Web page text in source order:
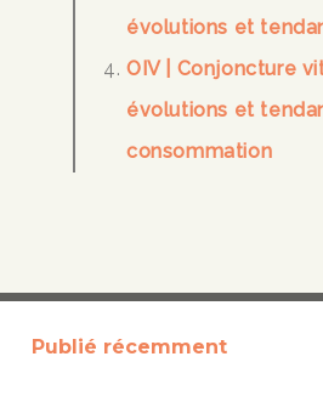
évolutions et
OIV | Conjoncture
évolutions et
consommation
Publié récemment